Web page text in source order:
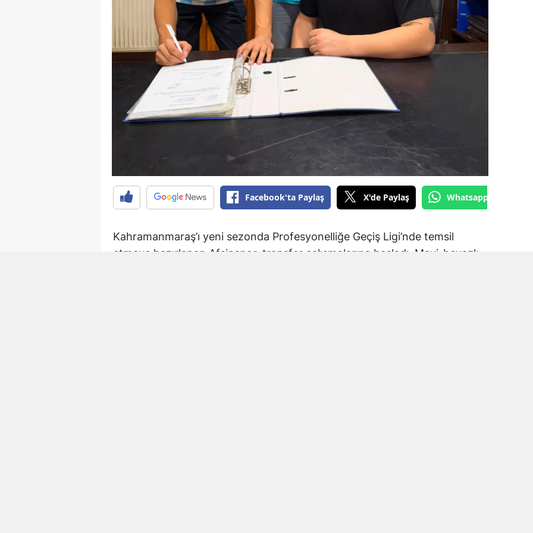
Facebook'ta Paylaş X'de Paylaş Whatsapp'tan
Kahramanmaraş’ı yeni sezonda Profesyonelliğe Geçiş Ligi’nde temsil
etmeye hazırlanan Afşinspor, transfer çalışmalarına başladı. Mavi-beyazlı